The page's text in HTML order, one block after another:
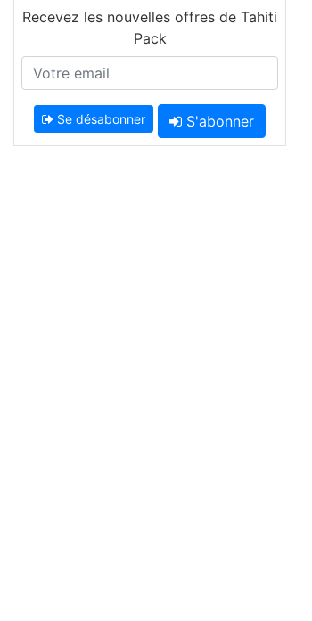
Recevez les nouvelles offres de Tahiti
Pack
Se désabonner S'abonner